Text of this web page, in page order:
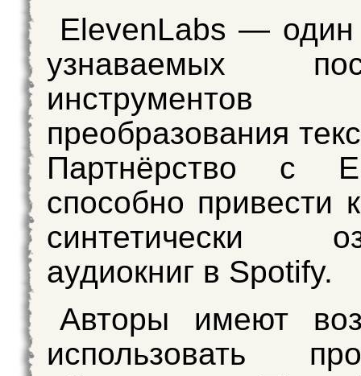
ElevenLabs —
узнаваемых
преобразования
Партнёрство с
способно привести
синтетически
аудиокниг в Spotify.
Авторы имеют
использовать